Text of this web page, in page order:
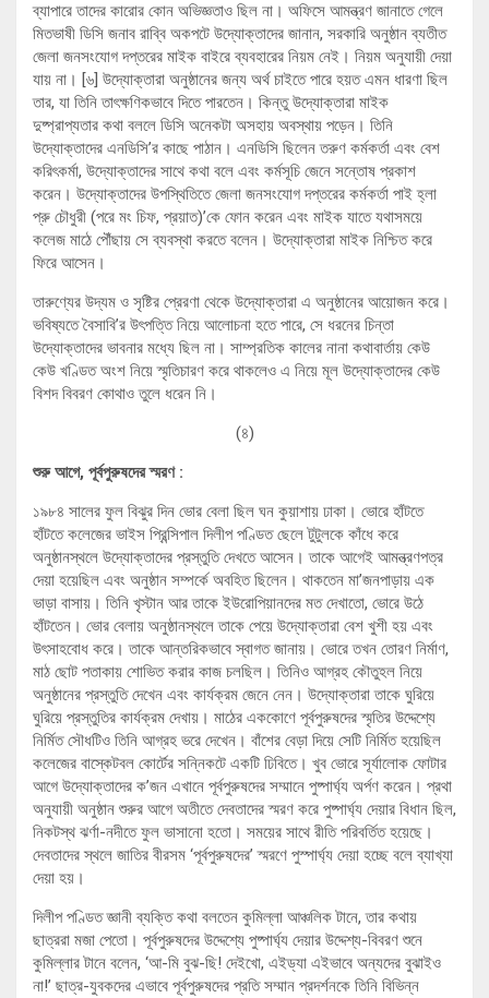
ব্যাপারে তাদের কারোর কোন অভিজ্ঞতাও ছিল না। অফিসে আমন্ত্রণ জানাতে গেলে
মিতভাষী ডিসি জনাব রাব্বি অকপটে উদ্যোক্তাদের জানান, সরকারি অনুষ্ঠান ব্যতীত
জেলা জনসংযোগ দপ্তরের মাইক বাইরে ব্যবহারের নিয়ম নেই। নিয়ম অনুযায়ী দেয়া
যায় না। [৬] উদ্যোক্তারা অনুষ্ঠানের জন্য অর্থ চাইতে পারে হয়ত এমন ধারণা ছিল
তার, যা তিনি তাৎক্ষণিকভাবে দিতে পারতেন। কিন্তু উদ্যোক্তারা মাইক
দুষ্প্রাপ্যতার কথা বললে ডিসি অনেকটা অসহায় অবস্থায় পড়েন। তিনি
উদ্যোক্তাদের এনডিসি’র কাছে পাঠান। এনডিসি ছিলেন তরুণ কর্মকর্তা এবং বেশ
করিৎকর্মা, উদ্যোক্তাদের সাথে কথা বলে এবং কর্মসূচি জেনে সন্তোষ প্রকাশ
করেন। উদ্যোক্তাদের উপস্থিতিতে জেলা জনসংযোগ দপ্তরের কর্মকর্তা পাই হ্লা
প্রু চৌধুরী (পরে মং চিফ, প্রয়াত)’কে ফোন করেন এবং মাইক যাতে যথাসময়ে
কলেজ মাঠে পৌঁছায় সে ব্যবস্থা করতে বলেন। উদ্যোক্তারা মাইক নিশ্চিত করে
ফিরে আসেন।
তারুণ্যের উদ্যম ও সৃষ্টির প্রেরণা থেকে উদ্যোক্তারা এ অনুষ্ঠানের আয়োজন করে।
ভবিষ্যতে বৈসাবি’র উৎপত্তি নিয়ে আলোচনা হতে পারে, সে ধরনের চিন্তা
উদ্যোক্তাদের ভাবনার মধ্যে ছিল না। সাম্প্রতিক কালের নানা কথাবার্তায় কেউ
কেউ খণ্ডিত অংশ নিয়ে স্মৃতিচারণ করে থাকলেও এ নিয়ে মূল উদ্যোক্তাদের কেউ
বিশদ বিবরণ কোথাও তুলে ধরেন নি।
(৪)
শুরু আগে, পূর্বপুরুষদের স্মরণ :
১৯৮৪ সালের ফুল বিঝুর দিন ভোর বেলা ছিল ঘন কুয়াশায় ঢাকা। ভোরে হাঁটতে
হাঁটতে কলেজের ভাইস প্রিন্সিপাল দিলীপ পণ্ডিত ছেলে টুটুলকে কাঁধে করে
অনুষ্ঠানস্থলে উদ্যোক্তাদের প্রস্তুতি দেখতে আসেন। তাকে আগেই আমন্ত্রণপত্র
দেয়া হয়েছিল এবং অনুষ্ঠান সম্পর্কে অবহিত ছিলেন। থাকতেন মা’জনপাড়ায় এক
ভাড়া বাসায়। তিনি খৃস্টান আর তাকে ইউরোপিয়ানদের মত দেখাতো, ভোরে উঠে
হাঁটতেন। ভোর বেলায় অনুষ্ঠানস্থলে তাকে পেয়ে উদ্যোক্তারা বেশ খুশী হয় এবং
উৎসাহবোধ করে। তাকে আন্তরিকভাবে স্বাগত জানায়। ভোরে তখন তোরণ নির্মাণ,
মাঠ ছোট পতাকায় শোভিত করার কাজ চলছিল। তিনিও আগ্রহ কৌতুহল নিয়ে
অনুষ্ঠানের প্রস্তুতি দেখেন এবং কার্যক্রম জেনে নেন। উদ্যোক্তারা তাকে ঘুরিয়ে
ঘুরিয়ে প্রস্তুতির কার্যক্রম দেখায়। মাঠের এককোণে পূর্বপুরুষদের স্মৃতির উদ্দেশ্যে
নির্মিত সৌধটিও তিনি আগ্রহ ভরে দেখেন। বাঁশের বেড়া দিয়ে সেটি নির্মিত হয়েছিল
কলেজের বাস্কেটবল কোর্টের সন্নিকটে একটি ঢিবিতে। খুব ভোরে সূর্যালোক ফোটার
আগে উদ্যোক্তাদের ক’জন এখানে পূর্বপুরুষদের সম্মানে পুষ্পার্ঘ্য অর্পণ করেন। প্রথা
অনুযায়ী অনুষ্ঠান শুরুর আগে অতীতে দেবতাদের স্মরণ করে পুষ্পার্ঘ্য দেয়ার বিধান ছিল,
নিকটস্থ ঝর্ণা-নদীতে ফুল ভাসানো হতো। সময়ের সাথে রীতি পরিবর্তিত হয়েছে।
দেবতাদের স্থলে জাতির বীরসম ‘পূর্বপুরুষদের’ স্মরণে পুস্পার্ঘ্য দেয়া হচ্ছে বলে ব্যাখ্যা
দেয়া হয়।
দিলীপ পণ্ডিত জ্ঞানী ব্যক্তি কথা বলতেন কুমিল্লা আঞ্চলিক টানে, তার কথায়
ছাত্ররা মজা পেতো। পূর্বপুরুষদের ‍উদ্দেশ্যে পুষ্পার্ঘ্য দেয়ার উদ্দেশ্য-বিবরণ শুনে
কুমিল্লার টানে বলেন, ‘আ-মি বুঝ-ছি! দেইখো, এইড্যা এইভাবে অন্যদের বুঝাইও
না!’ ছাত্র-যুবকদের এভাবে পূর্বপুরুষদের প্রতি সম্মান প্রদর্শনকে তিনি বিভিন্ন